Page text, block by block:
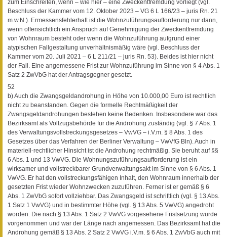
zum Einschreiten, wenn – wie hier – eine Zweckentfremdung vorliegt (vgl.
Beschluss der Kammer vom 12. Oktober 2023 – VG 6 L 166/23 – juris Rn. 21
m.w.N.). Ermessensfehlerhaft ist die Wohnzuführungsaufforderung nur dann,
wenn offensichtlich ein Anspruch auf Genehmigung der Zweckentfremdung
von Wohnraum besteht oder wenn die Wohnzuführung aufgrund einer
atypischen Fallgestaltung unverhältnismäßig wäre (vgl. Beschluss der
Kammer vom 20. Juli 2021 – 6 L 211/21 – juris Rn. 53). Beides ist hier nicht
der Fall. Eine angemessene Frist zur Wohnzuführung im Sinne von § 4 Abs. 1
Satz 2 ZwVbG hat der Antragsgegner gesetzt.
52
b) Auch die Zwangsgeldandrohung in Höhe von 10.000,00 Euro ist rechtlich
nicht zu beanstanden. Gegen die formelle Rechtmäßigkeit der
Zwangsgeldandrohungen bestehen keine Bedenken. Insbesondere war das
Bezirksamt als Vollzugsbehörde für die Androhung zuständig (vgl. § 7 Abs. 1
des Verwaltungsvollstreckungsgesetzes – VwVG – i.V.m. § 8 Abs. 1 des
Gesetzes über das Verfahren der Berliner Verwaltung – VwVfG Bln). Auch in
materiell-rechtlicher Hinsicht ist die Androhung rechtmäßig. Sie beruht auf §§
6 Abs. 1 und 13 VwVG. Die Wohnungszuführungsaufforderung ist ein
wirksamer und vollstreckbarer Grundverwaltungsakt im Sinne von § 6 Abs. 1
VwVG. Er hat den vollstreckungsfähigen Inhalt, den Wohnraum innerhalb der
gesetzten Frist wieder Wohnzwecken zuzuführen. Ferner ist er gemäß § 6
Abs. 1 ZwVbG sofort vollziehbar. Das Zwangsgeld ist schriftlich (vgl. § 13 Abs.
1 Satz 1 VwVG) und in bestimmter Höhe (vgl. § 13 Abs. 5 VwVG) angedroht
worden. Die nach § 13 Abs. 1 Satz 2 VwVG vorgesehene Fristsetzung wurde
vorgenommen und war der Länge nach angemessen. Das Bezirksamt hat die
Androhung gemäß § 13 Abs. 2 Satz 2 VwVG i.V.m. § 6 Abs. 1 ZwVbG auch mit